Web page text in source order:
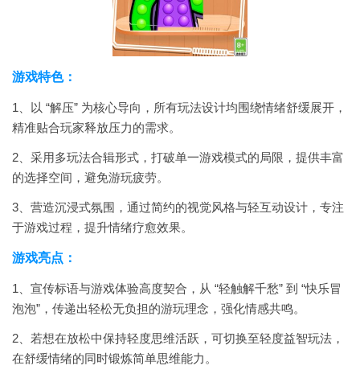
游戏特色：
1、以 “解压” 为核心导向，所有玩法设计均围绕情绪舒缓展开，
精准贴合玩家释放压力的需求。
2、采用多玩法合辑形式，打破单一游戏模式的局限，提供丰富
的选择空间，避免游玩疲劳。
3、营造沉浸式氛围，通过简约的视觉风格与轻互动设计，专注
于游戏过程，提升情绪疗愈效果。
游戏亮点：
1、宣传标语与游戏体验高度契合，从 “轻触解千愁” 到 “快乐冒
泡泡”，传递出轻松无负担的游玩理念，强化情感共鸣。
2、若想在放松中保持轻度思维活跃，可切换至轻度益智玩法，
在舒缓情绪的同时锻炼简单思维能力。